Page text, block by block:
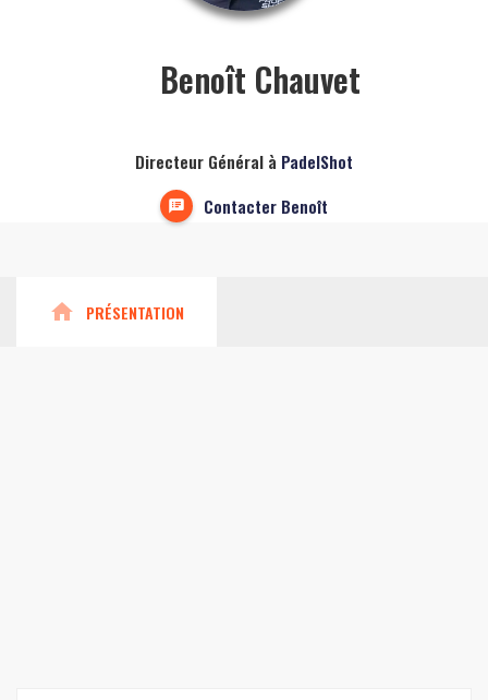
Benoît Chauvet
Directeur Général à PadelShot
Contacter Benoît
home PRÉSENTATION